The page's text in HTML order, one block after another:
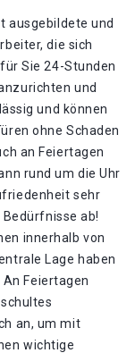
ausgebildete und
die sich
Sie 24-Stunden
und
und können
ohne Schaden
an Feiertagen
rund um die Uhr
sehr
ab!
innerhalb von
Lage haben
Feiertagen
an, um mit
wichtige